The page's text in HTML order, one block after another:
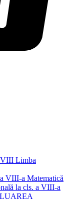
VIII Limba
VIII-a Matematică
la cls. a VIII-a